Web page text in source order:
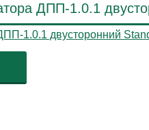
ДПП-1.0.1